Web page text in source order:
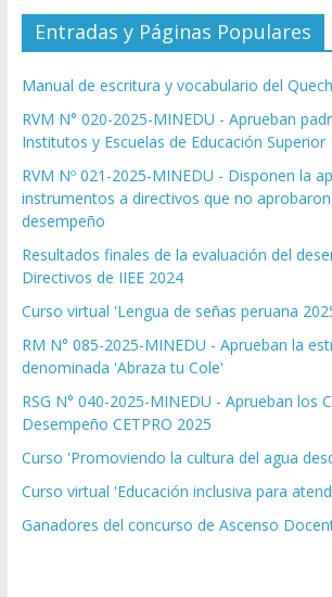
Entradas y Páginas Populares
Manual de escritura y vocabulario del
RVM N° 020-2025-MINEDU - Aprueban
Institutos y Escuelas de Educación Superior
RVM Nº 021-2025-MINEDU - Disponen la
instrumentos a directivos que no
desempeño
Resultados finales de la evaluación del
Directivos de IIEE 2024
Curso virtual 'Lengua de señas peruana
RM N° 085-2025-MINEDU - Aprueban la
denominada 'Abraza tu Cole'
RSG N° 040-2025-MINEDU - Aprueban los
Desempeño CETPRO 2025
Curso 'Promoviendo la cultura del agua
Curso virtual 'Educación inclusiva para
Ganadores del concurso de Ascenso